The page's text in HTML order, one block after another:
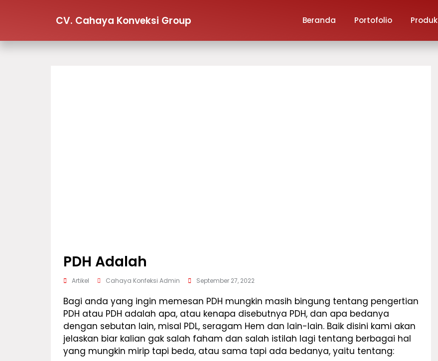
CV. Cahaya Konveksi Group Beranda Portofolio Produk
PDH Adalah
Artikel Cahaya Konfeksi Admin September 27, 2022
Bagi anda yang ingin memesan PDH mungkin masih bingung tentang pengertian
PDH atau PDH adalah apa, atau kenapa disebutnya PDH, dan apa bedanya
dengan sebutan lain, misal PDL, seragam Hem dan lain-lain. Baik disini kami akan
jelaskan biar kalian gak salah faham dan salah istilah lagi tentang berbagai hal
yang mungkin mirip tapi beda, atau sama tapi ada bedanya, yaitu tentang: